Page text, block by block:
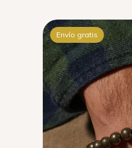
Envío gratis